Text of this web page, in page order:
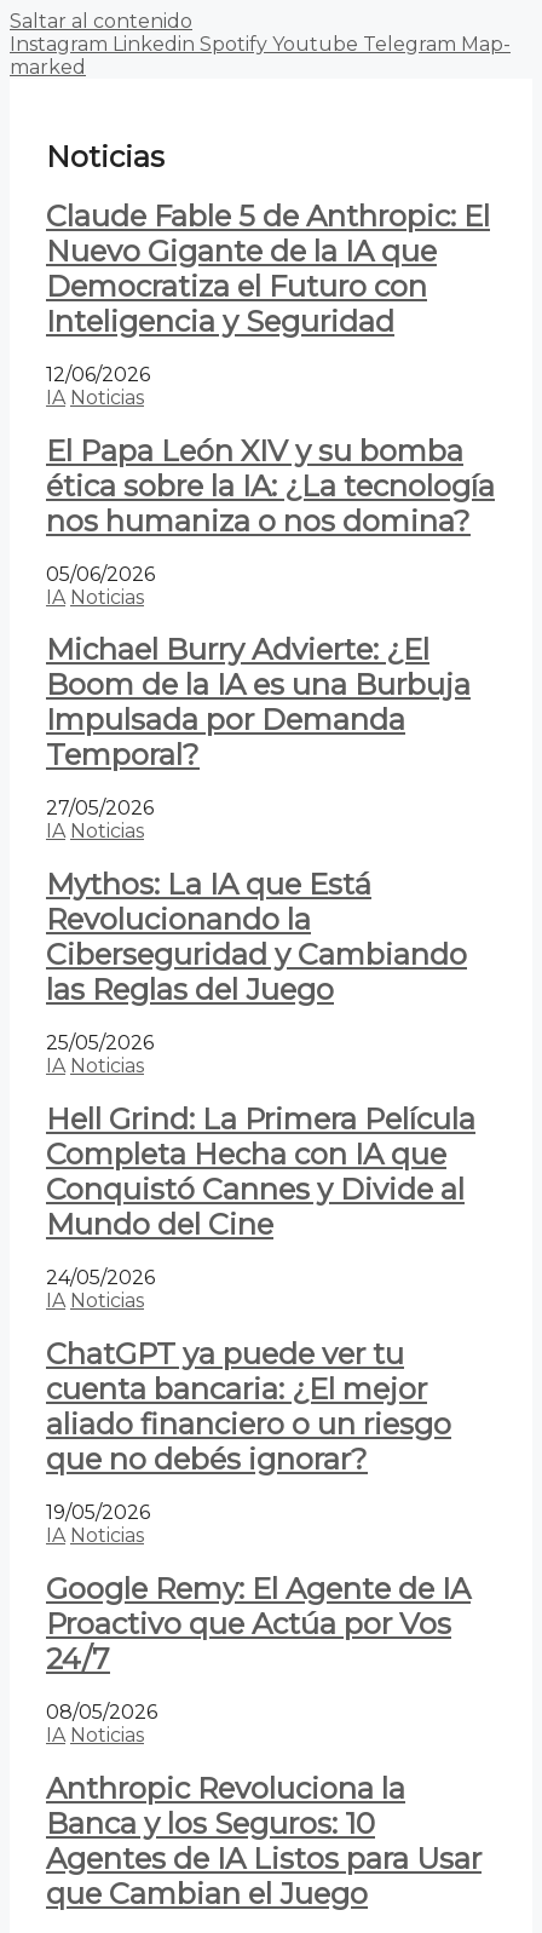
Saltar al contenido
Instagram Linkedin Spotify Youtube Telegram Map-
marked
Noticias
Claude Fable 5 de Anthropic: El
Nuevo Gigante de la IA que
Democratiza el Futuro con
Inteligencia y Seguridad
12/06/2026
IA Noticias
El Papa León XIV y su bomba
ética sobre la IA: ¿La tecnología
nos humaniza o nos domina?
05/06/2026
IA Noticias
Michael Burry Advierte: ¿El
Boom de la IA es una Burbuja
Impulsada por Demanda
Temporal?
27/05/2026
IA Noticias
Mythos: La IA que Está
Revolucionando la
Ciberseguridad y Cambiando
las Reglas del Juego
25/05/2026
IA Noticias
Hell Grind: La Primera Película
Completa Hecha con IA que
Conquistó Cannes y Divide al
Mundo del Cine
24/05/2026
IA Noticias
ChatGPT ya puede ver tu
cuenta bancaria: ¿El mejor
aliado financiero o un riesgo
que no debés ignorar?
19/05/2026
IA Noticias
Google Remy: El Agente de IA
Proactivo que Actúa por Vos
24/7
08/05/2026
IA Noticias
Anthropic Revoluciona la
Banca y los Seguros: 10
Agentes de IA Listos para Usar
que Cambian el Juego